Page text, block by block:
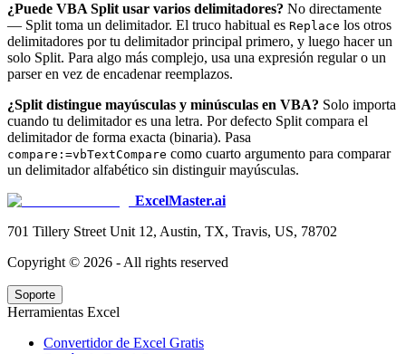
¿Puede VBA Split usar varios delimitadores? No directamente
— Split toma un delimitador. El truco habitual es Replace los otros
delimitadores por tu delimitador principal primero, y luego hacer un
solo Split. Para algo más complejo, usa una expresión regular o un
parser en vez de encadenar reemplazos.
¿Split distingue mayúsculas y minúsculas en VBA? Solo importa
cuando tu delimitador es una letra. Por defecto Split compara el
delimitador de forma exacta (binaria). Pasa
compare:=vbTextCompare como cuarto argumento para comparar
un delimitador alfabético sin distinguir mayúsculas.
ExcelMaster.ai
701 Tillery Street Unit 12, Austin, TX, Travis, US, 78702
Copyright © 2026 - All rights reserved
Soporte
Herramientas Excel
Convertidor de Excel Gratis